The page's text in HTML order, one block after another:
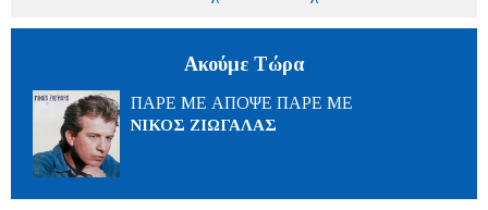
Ακούμε Τώρα
ΠΑΡΕ ΜΕ ΑΠΟΨΕ ΠΑΡΕ ΜΕ
ΝΙΚΟΣ ΖΙΩΓΑΛΑΣ